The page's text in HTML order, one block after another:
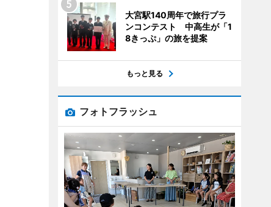
大宮駅140周年で旅行プラ
ンコンテスト 中高生が「1
8きっぷ」の旅を提案
もっと見る
フォトフラッシュ